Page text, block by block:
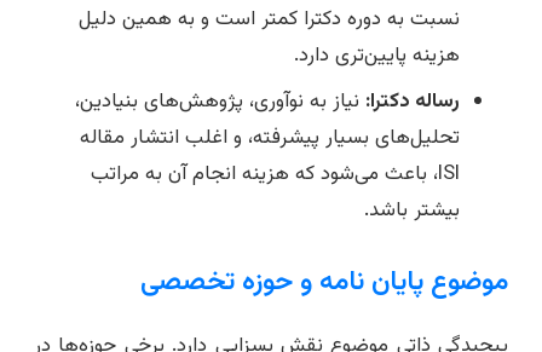
نسبت به دوره دکترا کمتر است و به همین دلیل
هزینه پایین‌تری دارد.
رساله دکترا: نیاز به نوآوری، پژوهش‌های بنیادین،
تحلیل‌های بسیار پیشرفته، و اغلب انتشار مقاله
ISI، باعث می‌شود که هزینه انجام آن به مراتب
بیشتر باشد.
موضوع پایان نامه و حوزه تخصصی
پیچیدگی ذاتی موضوع نقش بسزایی دارد. برخی حوزه‌ها در